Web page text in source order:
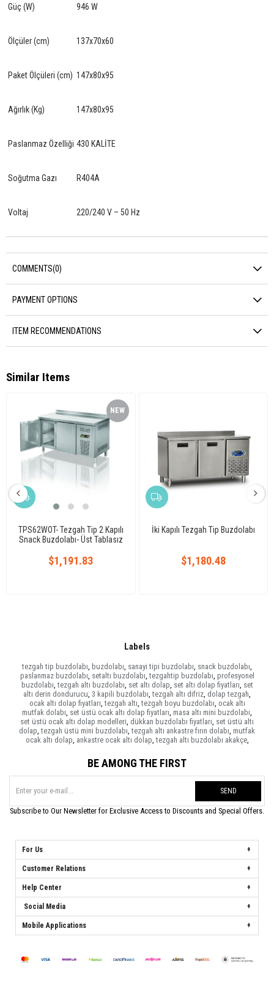
Güç (W) 946 W
Ölçüler (cm) 137x70x60
Paket Ölçüleri (cm) 147x80x95
Ağırlık (Kg) 147x80x95
Paslanmaz Özelliği 430 KALİTE
Soğutma Gazı R404A
Voltaj 220/240 V – 50 Hz
COMMENTS(0)
PAYMENT OPTIONS
ITEM RECOMMENDATIONS
Similar Items
TPS62WOT- Tezgah Tip 2 Kapılı
Snack Buzdolabı- Üst Tablasız
$1,191.83
NEW
İki Kapılı Tezgah Tip Buzdolabı
$1,180.48
Labels
tezgah tip buzdolabı buzdolabı sanayi tipi buzdolabı snack buzdolabı
paslanmaz buzdolabı setaltı buzdolabı tezgahtip buzdolabı profesyonel
buzdolabı tezgah altı buzdolabı set altı dolap set altı dolap fiyatları set
altı derin dondurucu 3 kapili buzdolabı tezgah altı difriz dolap tezgah
ocak altı dolap fiyatları tezgah altı tezgah boyu buzdolabı ocak altı
mutfak dolabı set üstü ocak altı dolap fiyatları masa altı mini buzdolabı
set üstü ocak altı dolap modelleri dükkan buzdolabı fiyatları set üstü altı
dolap tezgah üstü mini buzdolabı tezgah altı ankastre fırın dolabı mutfak
ocak altı dolap ankastre ocak altı dolap tezgah altı buzdolabı akakçe,
BE AMONG THE FIRST
SEND
Subscribe to Our Newsletter for Exclusive Access to Discounts and Special Offers.
For Us
Customer Relations
Help Center
Social Media
Mobile Applications